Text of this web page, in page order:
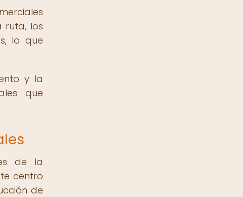
ruta, los
lo que
y la
que
de la
centro
de